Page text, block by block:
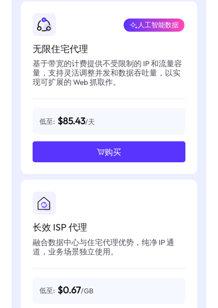
无限住宅代理
人工智能数据
基于带宽的计费提供不受限制的 IP 和流量容
量，支持灵活调整并发和数据吞吐量，以实
现可扩展的 Web 抓取作。
低至: $85.43/天
购买
长效 ISP 代理
融合数据中心与住宅代理优势，纯净 IP 通
道，业务场景独立使用。
低至: $0.67/GB